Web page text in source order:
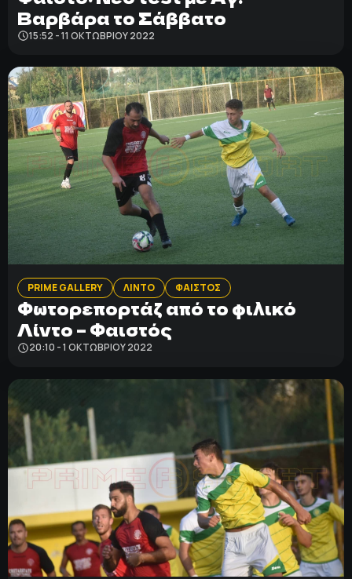
Βαρβάρα το Σάββατο
15:52 - 11 ΟΚΤΩΒΡΊΟΥ 2022
PRIME GALLERY ΛΙΝΤΟ ΦΑΙΣΤΟΣ
Φωτορεπορτάζ από το φιλικό
Λίντο – Φαιστός
20:10 - 1 ΟΚΤΩΒΡΊΟΥ 2022